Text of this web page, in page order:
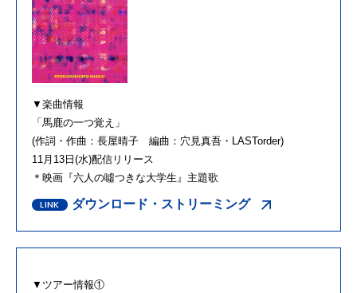
▼楽曲情報
「馬鹿の一つ覚え」
(作詞・作曲：長屋晴子 編曲：穴見真吾・LASTorder)
11月13日(水)配信リリース
＊映画『六人の噓つきな大学生』主題歌
ダウンロード・ストリーミング
▼ツアー情報①